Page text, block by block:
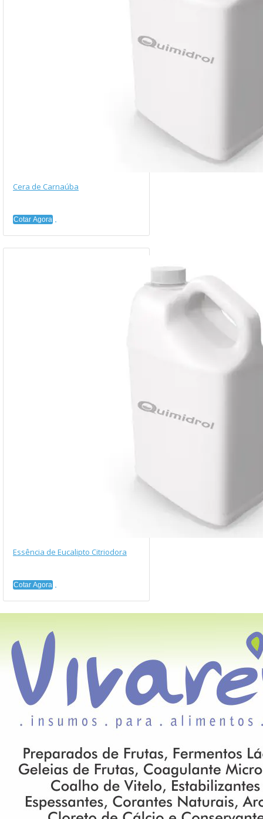
Cera de Carnaúba
Cotar Agora
Essência de Eucalipto Citriodora
Cotar Agora